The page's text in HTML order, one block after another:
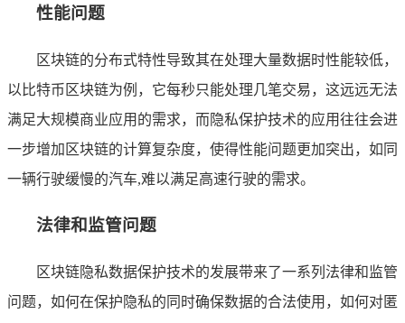
性能问题
区块链的分布式特性导致其在处理大量数据时性能较低，
以比特币区块链为例，它每秒只能处理几笔交易，这远远无法
满足大规模商业应用的需求，而隐私保护技术的应用往往会进
一步增加区块链的计算复杂度，使得性能问题更加突出，如同
一辆行驶缓慢的汽车,难以满足高速行驶的需求。
法律和监管问题
区块链隐私数据保护技术的发展带来了一系列法律和监管
问题，如何在保护隐私的同时确保数据的合法使用，如何对匿